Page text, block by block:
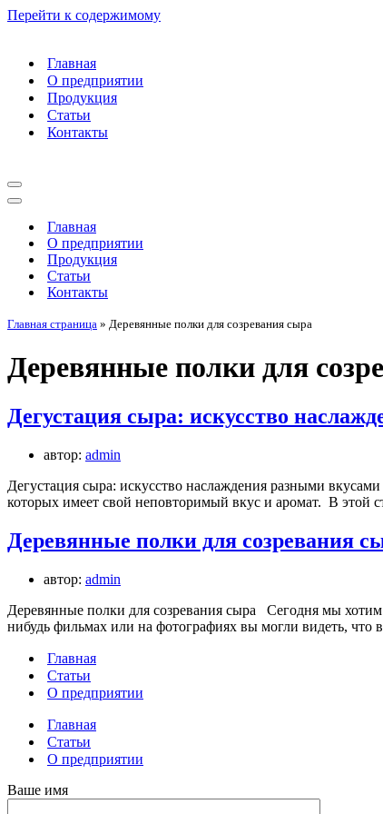
Перейти к содержимому
Главная
О предприятии
Продукция
Статьи
Контакты
Меню
навигации
Меню
навигацииГлавная
О предприятии
Продукция
Статьи
Контакты
Главная страница » Деревянные полки для созревания сыра
Деревянные полки для
Дегустация сыра: искусство
автор: admin
Дегустация сыра: искусство наслаждения разными
которых имеет свой неповторимый вкус и аромат. В этой
Деревянные полки для созревания
автор: admin
Деревянные полки для созревания сыра Сегодня мы
нибудь фильмах или на фотографиях вы могли видеть, что
Главная
Статьи
О предприятии
Главная
Статьи
О предприятии
Ваше имя